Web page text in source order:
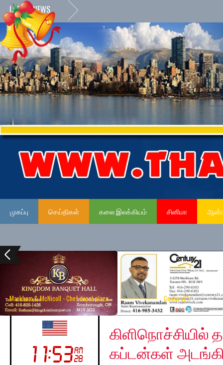
LATEST NEWS
முகப்பு செய்திகள் கலை இலக்கியம் சினிமா
Markham & McNicoll - Chef depot plaza Century21
UK (London) Saturday, January 4,
கிளிநொச்சியில்
கப்டன்கள்